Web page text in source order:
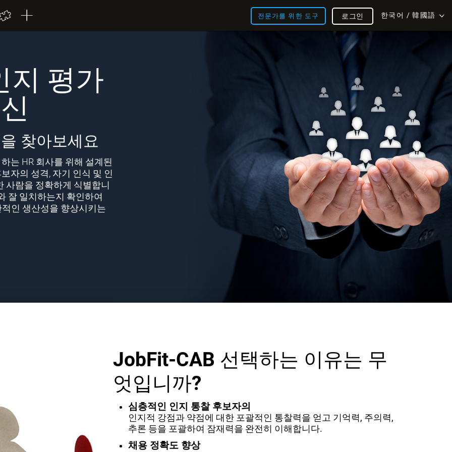
전문가를 위한 도구 한국어 / 韓國語
로그인
지 평가
찾아보세요
는 HR 회사를 위해 설계된
자의 성격, 자기 인식 및 인
사람을 정확하게 식별합니
잘 일치하는지 확인하여
인 생산성을 향상시키는
JobFit-CAB 선택하는 이유는 무
엇입니까?
심층적인 인지 통찰 후보자의
인지적 강점과 약점에 대한 포괄적인 통찰력을 얻고 기억력, 주의력,
추론 등을 포괄하여 잠재력을 완전히 이해합니다.
채용 정확도 향상